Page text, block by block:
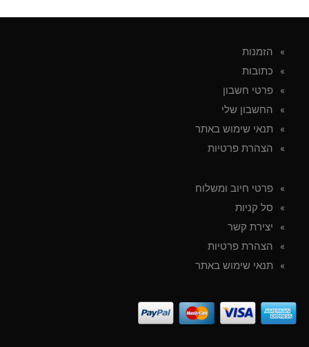
הזמנות
כתובות
פרטי חשבון
החשבון שלי
תנאי שימוש באתר
הצהרת פרטיות
פרטי חיוב ומשלוח
סל קניות
יצירת קשר
הצהרת פרטיות
תנאי שימוש באתר